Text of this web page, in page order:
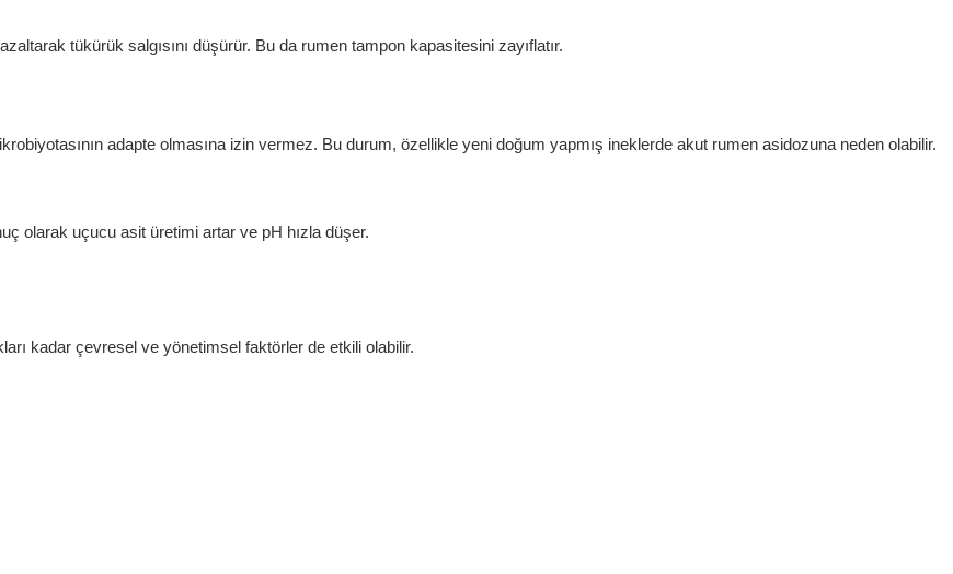
tükürük salgısını düşürür. Bu da rumen tampon kapasitesini zayıflatır.
adapte olmasına izin vermez. Bu durum, özellikle yeni doğum yapmış ineklerde akut rumen asidozuna neden olabilir.
olarak uçucu asit üretimi artar ve pH hızla düşer.
kadar çevresel ve yönetimsel faktörler de etkili olabilir.